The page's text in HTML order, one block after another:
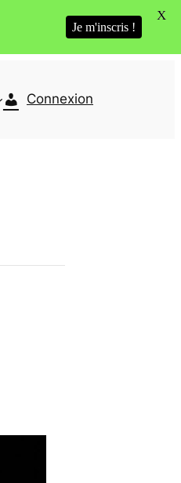
Connexion
Je m'inscris !
X